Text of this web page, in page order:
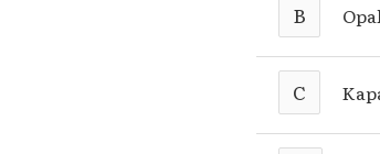
B
C